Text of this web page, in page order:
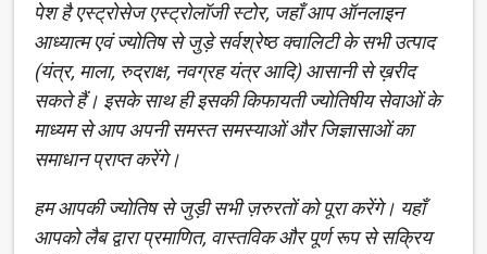
पेश है एस्ट्रोसेज एस्ट्रोलॉजी स्टोर, जहाँ आप ऑनलाइन
आध्यात्म एवं ज्योतिष से जुड़े सर्वश्रेष्ठ क्वालिटी के सभी उत्पाद
(यंत्र, माला, रुद्राक्ष, नवग्रह यंत्र आदि) आसानी से ख़रीद
सकते हैं। इसके साथ ही इसकी किफायती ज्योतिषीय सेवाओं के
माध्यम से आप अपनी समस्त समस्याओं और जिज्ञासाओं का
समाधान प्राप्त करेंगे।
हम आपकी ज्योतिष से जुड़ी सभी ज़रुरतों को पूरा करेंगे। यहाँ
आपको लैब द्वारा प्रमाणित, वास्तविक और पूर्ण रूप से सक्रिय